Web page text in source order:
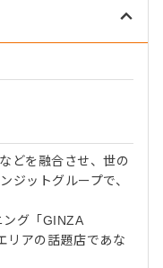
どを融合させ、世の
ジットグループで、
グ「GINZA
リアの話題店であな